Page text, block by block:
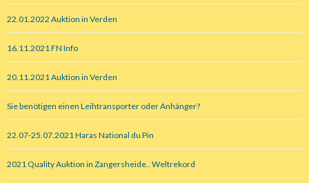
22.01.2022 Auktion in Verden
16.11.2021 FN Info
20.11.2021 Auktion in Verden
Sie benötigen einen Leihtransporter oder Anhänger?
22.07-25.07.2021 Haras National du Pin
2021 Quality Auktion in Zangersheide.. Weltrekord